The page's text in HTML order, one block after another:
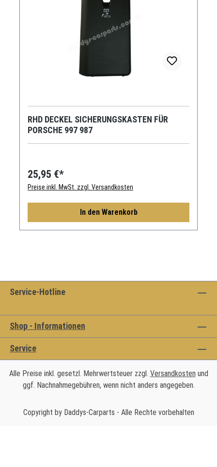
RHD DECKEL SICHERUNGSKASTEN FÜR
PORSCHE 997 987
25,95 €*
Preise inkl. MwSt. zzgl. Versandkosten
In den Warenkorb
Service-Hotline
Shop - Informationen
Service
Alle Preise inkl. gesetzl. Mehrwertsteuer zzgl. Versandkosten und
ggf. Nachnahmegebühren, wenn nicht anders angegeben.
Copyright by Daddys-Carparts - Alle Rechte vorbehalten